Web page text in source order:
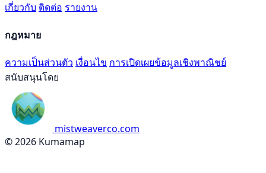
เกี่ยวกับ ติดต่อ รายงาน
กฎหมาย
ความเป็นส่วนตัว เงื่อนไข การเปิดเผยข้อมูลเชิงพาณิชย์
สนับสนุนโดย
mistweaverco.com
© 2026 Kumamap